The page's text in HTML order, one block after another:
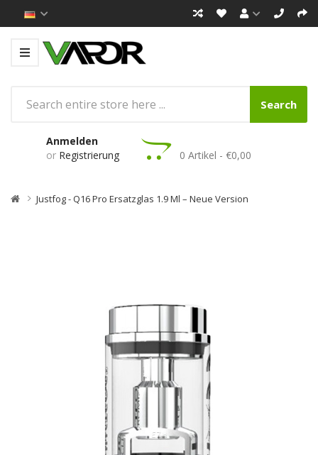
Search
Anmelden
or Registrierung 0 Artikel - €0,00
Justfog - Q16 Pro Ersatzglas 1.9 Ml – Neue Version